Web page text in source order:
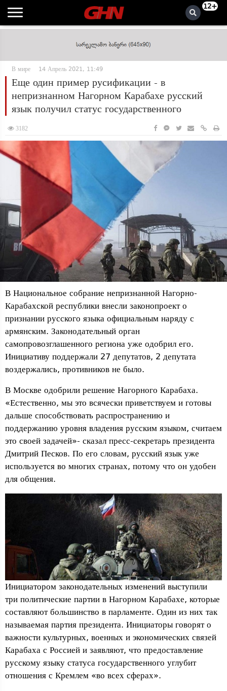
12+
В мире 14 Апрель 2021, 11:49
Еще один пример русификации - в
непризнанном Нагорном Карабахе русский
язык получил статус государственного
3182
В Национальное собрание непризнанной Нагорно-
Карабахской республики внесли законопроект о
признании русского языка официальным наряду с
армянским. Законодательный орган
самопровозглашенного региона уже одобрил его.
Инициативу поддержали 27 депутатов, 2 депутата
воздержались, противников не было.
В Москве одобрили решение Нагорного Карабаха.
«Естественно, мы это всячески приветствуем и готовы
дальше способствовать распространению и
поддержанию уровня владения русским языком, считаем
это своей задачей»- сказал пресс-секретарь президента
Дмитрий Песков. По его словам, русский язык уже
используется во многих странах, потому что он удобен
для общения.
Инициатором законодательных изменений выступили
три политические партии в Нагорном Карабахе, которые
составляют большинство в парламенте. Один из них так
называемая партия президента. Инициаторы говорят о
важности культурных, военных и экономических связей
Карабаха с Россией и заявляют, что предоставление
русскому языку статуса государственного углубит
отношения с Кремлем «во всех сферах».